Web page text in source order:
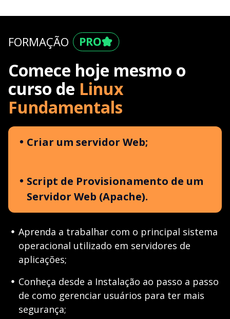
FORMAÇÃO
Comece hoje mesmo o
curso de Linux
Fundamentals
Criar um servidor Web;
Script de Provisionamento de um
Servidor Web (Apache).
Aprenda a trabalhar com o principal sistema
operacional utilizado em servidores de
aplicações;
Conheça desde a Instalação ao passo a passo
de como gerenciar usuários para ter mais
segurança;